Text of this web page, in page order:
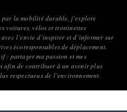
par la mobilité durable, j’explore
voitures, vélos et trottinettes
l’envie d’inspirer et d’informer sur
écoresponsables de déplacement.
: partager ma passion et mes
afin de contribuer à un avenir plus
respectueux de l’environnement.